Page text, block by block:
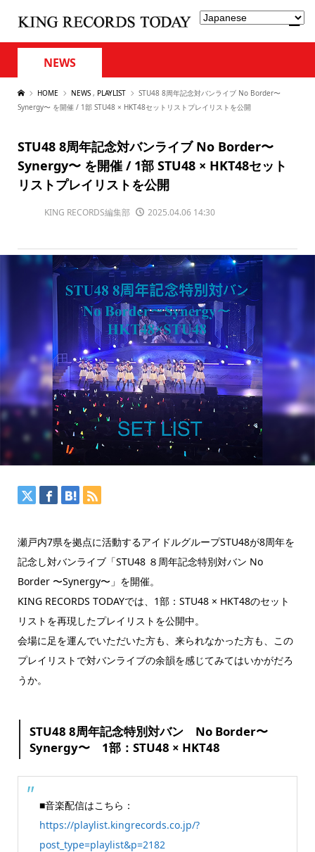
NEWS
HOME NEWS , PLAYLIST
STU48 8周年記念対バンライブ No Border〜
Synergy〜 を開催 / 1部 STU48 × HKT48セットリストプレイリストを公開
STU48 8周年記念対バンライブ No Border〜
Synergy〜 を開催 / 1部 STU48 × HKT48セット
リストプレイリストを公開
KING RECORDS編集部 2025.04.06 14:30
瀬戸内7県を拠点に活動するアイドルグループSTU48が8周年を
記念し対バンライブ「STU48 ８周年記念特別対バン No
Border 〜Synergy〜」を開催。
KING RECORDS TODAYでは、1部：STU48 × HKT48のセット
リストを再現したプレイリストを公開中。
会場に足を運んでいただいた方も、来られなかった方も、この
プレイリストで対バンライブの余韻を感じてみてはいかがだろ
うか。
STU48 8周年記念特別対バン No Border〜
Synergy〜 1部：STU48 × HKT48
■音楽配信はこちら：
https://playlist.kingrecords.co.jp/?
post_type=playlist&p=2182